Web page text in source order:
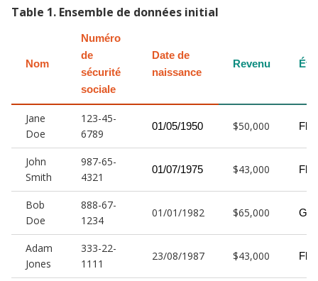
Table 1. Ensemble de données initial
Nom
Numéro
de
sécurité
sociale
Date de
naissance
Revenu État
Jane
Doe
123-45-
6789
01/05/1950 $50,000
John
Smith
987-65-
4321
01/07/1975 $43,000
Bob
Doe
888-67-
1234
01/01/1982 $65,000
Adam
Jones
333-22-
1111
23/08/1987 $43,000